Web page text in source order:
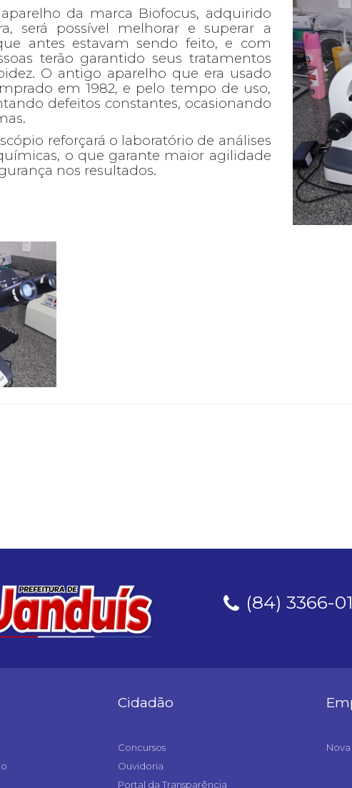
da marca Biofocus, adquirido
será possível melhorar e superar a
antes estavam sendo feito, e com
terão garantido seus tratamentos
O antigo aparelho que era usado
em 1982, e pelo tempo de uso,
defeitos constantes, ocasionando
reforçará o laboratório de análises
o que garante maior agilidade
nos resultados.
(84) 3366-
Cidadão
Concursos
Ouvidoria
Portal da Transparência